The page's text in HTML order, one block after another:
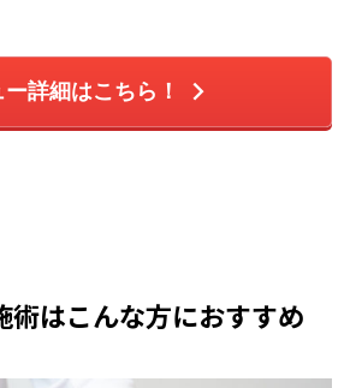
詳細はこちら！
術はこんな方におすすめ